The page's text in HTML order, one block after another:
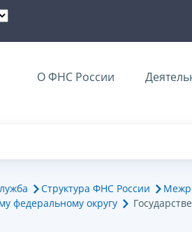
О ФНС России
Структура ФНС России
федеральному округу